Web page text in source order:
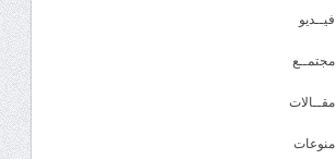
فيــديو
مجتمــع
مقــالات
منوعات